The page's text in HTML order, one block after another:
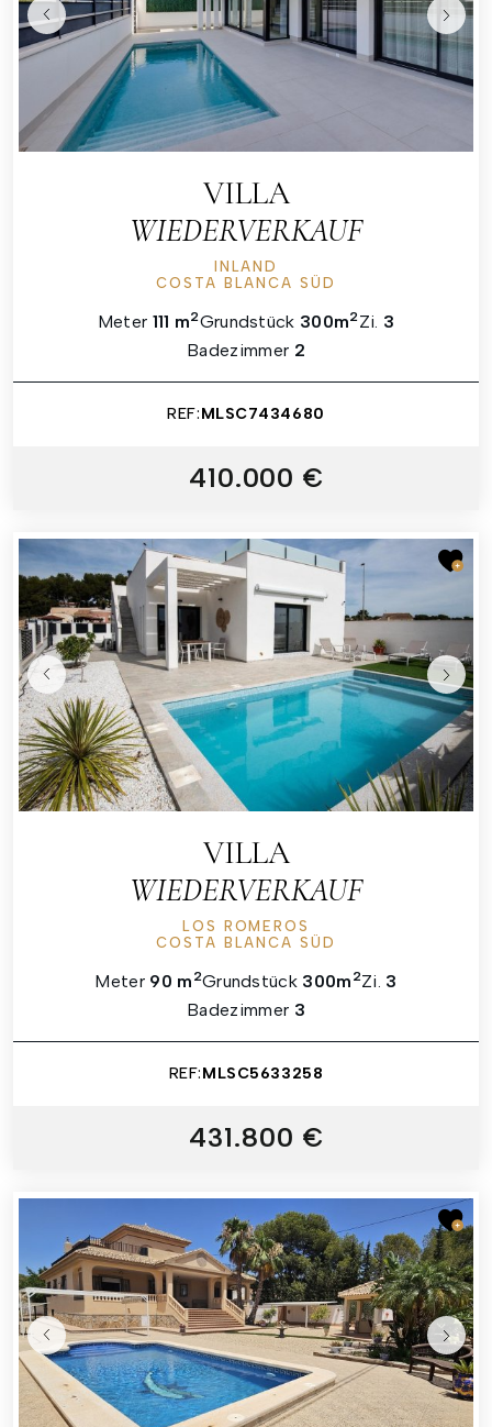
VILLA
WIEDERVERKAUF
INLAND
COSTA BLANCA SÜD
Meter 111 m2Grundstück 300m2 Zi. 3
Badezimmer 2
REF:MLSC7434680
410.000 €
VILLA
WIEDERVERKAUF
LOS ROMEROS
COSTA BLANCA SÜD
Meter 90 m 2Grundstück 300m 2Zi. 3
Badezimmer 3
REF:MLSC5633258
431.800 €